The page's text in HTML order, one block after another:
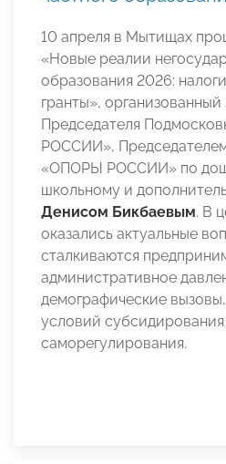
10 апреля в Мытищах
«Новые реалии
образования 2026:
гранты»,
Председателя
РОССИИ»,
«ОПОРЫ РОССИИ» по
школьному и
Денисом Бикбаевым. В
оказались актуальные
сталкиваются
административное
демографические
условий
саморегулирования.